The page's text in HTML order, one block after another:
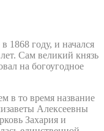
1868 году, и начался
Сам великий князь
на богоугодное
в то время название
Алексеевны
Захария и